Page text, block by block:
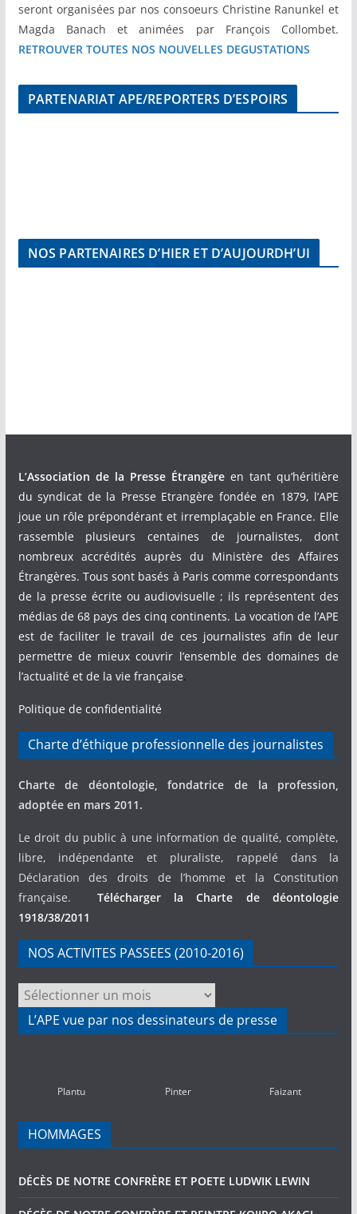
seront organisées par nos consoeurs Christine Ranunkel et
Magda Banach et animées par François Collombet.
RETROUVER TOUTES NOS NOUVELLES DEGUSTATIONS
PARTENARIAT APE/REPORTERS D’ESPOIRS
NOS PARTENAIRES D’HIER ET D’AUJOURDH’UI
L’Association de la Presse Étrangèreen tant qu’héritière
du syndicat de la Presse Etrangère fondée en 1879, l’APE
joue un rôle prépondérant et irremplaçable en France. Elle
rassemble plusieurs centaines de journalistes, dont
nombreux accrédités auprès du Ministère des Affaires
Étrangères. Tous sont basés à Paris comme correspondants
de la presse écrite ou audiovisuelle ; ils représentent des
médias de 68 pays des cinq continents. La vocation de l’APE
est de faciliter le travail de ces journalistes afin de leur
permettre de mieux couvrir l’ensemble des domaines de
l’actualité et de la vie française.
Politique de confidentialité
Charte d’éthique professionnelle des journalistes
Charte de déontologie, fondatrice de la profession,
adoptée en mars 2011.
Le droit du public à une information de qualité, complète,
libre, indépendante et pluraliste, rappelé dans la
Déclaration des droits de l’homme et la Constitution
française. Télécharger la Charte de déontologie
1918/38/2011
NOS ACTIVITES PASSEES (2010-2016)
NOS
ACTIVITES
PASSEES
L’APE vue par nos dessinateurs de presse
Plantu Pinter Faizant
HOMMAGES
DÉCÈS DE NOTRE CONFRÈRE ET POETE LUDWIK LEWIN